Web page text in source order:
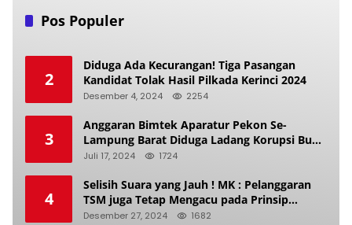
Pos Populer
2
Diduga Ada Kecurangan! Tiga Pasangan
Kandidat Tolak Hasil Pilkada Kerinci 2024
Desember 4, 2024 2254
3
Anggaran Bimtek Aparatur Pekon Se-
Lampung Barat Diduga Ladang Korupsi Buat
Makan Anak Istri
Juli 17, 2024 1724
4
Selisih Suara yang Jauh ! MK : Pelanggaran
TSM juga Tetap Mengacu pada Prinsip
Keadilan Pemilu
Desember 27, 2024 1682